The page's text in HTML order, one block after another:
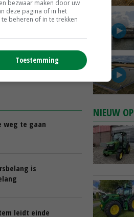
weg te gaan
is
leidt einde
NIEUW OP
bezwaar maken door uw
deze pagina of in het
beheren of in te trekken
Toestemming